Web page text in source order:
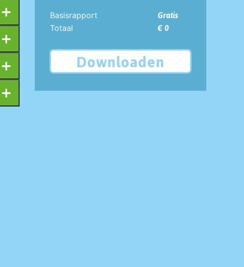
Basisrapport
Gratis
Totaal
€ 0
Downloaden